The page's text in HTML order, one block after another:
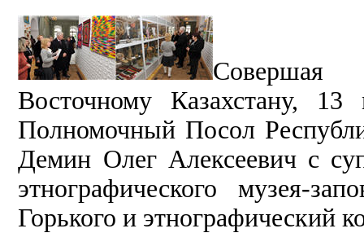
Совершая
Восточному Казахстану,
Полномочный Посол
Демин Олег Алексеевич с
этнографического музея-
Горького и этнографический